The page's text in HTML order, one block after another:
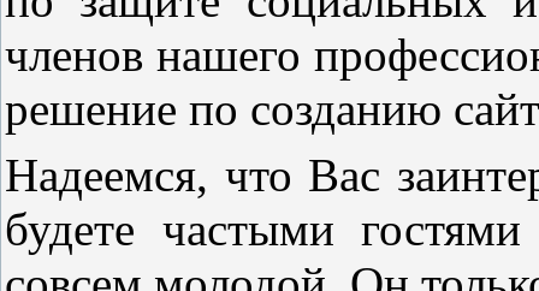
членов нашего
решение по созданию
Надеемся, что Вас
будете частыми